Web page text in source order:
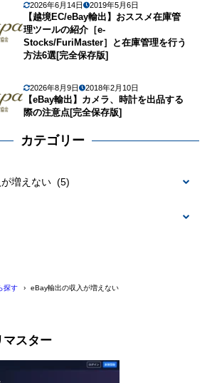
2026年6月14日 2019年5月6日
【越境EC/eBay輸出】おススメ在庫管
理ツールの紹介［e-
Stocks/FuriMaster］と在庫管理を行う
方法6選[完全保存版]
2026年8月9日 2018年2月10日
【eBay輸出】カメラ、時計を出品する
際の注意点[完全保存版]
カテゴリー
探す eBay輸出の収入が増えない
スター